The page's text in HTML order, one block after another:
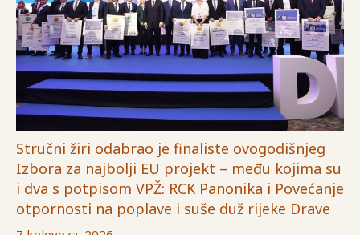
Stručni žiri odabrao je finaliste ovogodišnjeg
Izbora za najbolji EU projekt – među kojima su
i dva s potpisom VPŽ: RCK Panonika i Povećanje
otpornosti na poplave i suše duž rijeke Drave